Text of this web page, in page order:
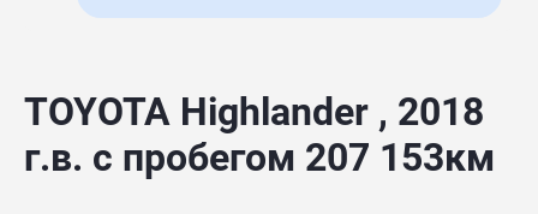
TOYOTA Highlander , 2018
г.в. с пробегом 207 153км